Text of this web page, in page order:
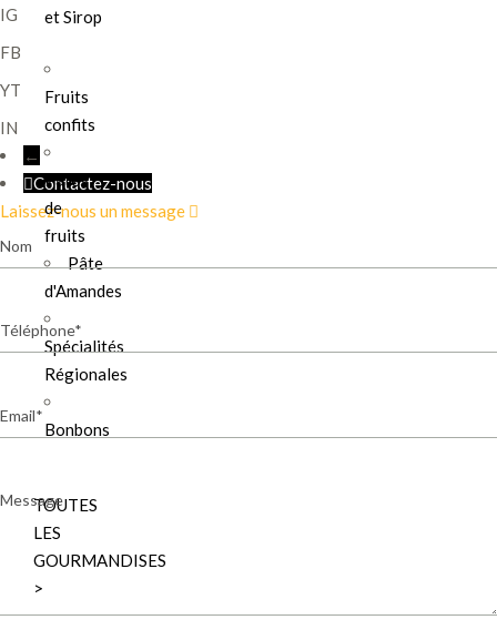
et Sirop
Fruits
confits
Pâtes
de
fruits
Pâte
d'Amandes
Spécialités
Régionales
Bonbons
TOUTES
LES
GOURMANDISES
>
IG
FB
YT
IN
←
Contactez-nous
Laissez-nous un message
Nom
Téléphone
Email
Message